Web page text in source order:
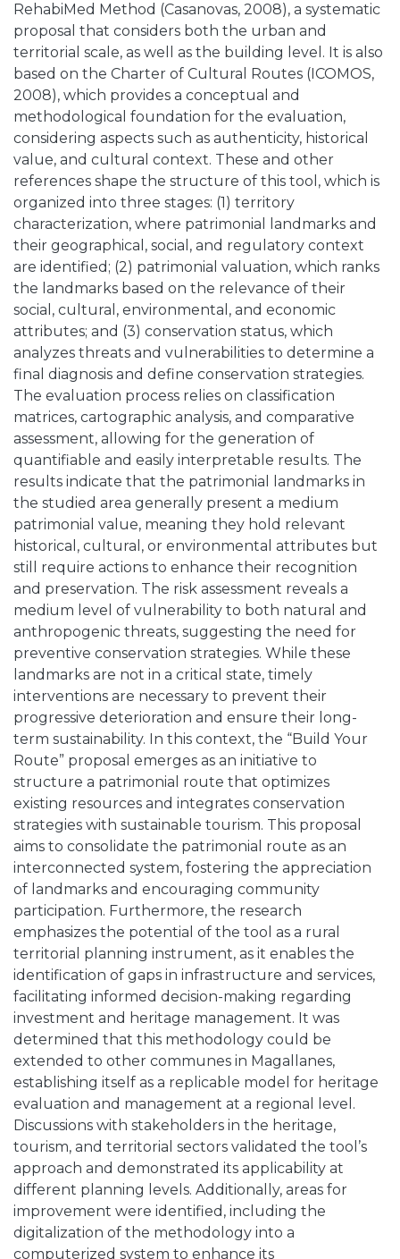
RehabiMed Method (Casanovas, 2008), a systematic
proposal that considers both the urban and
territorial scale, as well as the building level. It is also
based on the Charter of Cultural Routes (ICOMOS,
2008), which provides a conceptual and
methodological foundation for the evaluation,
considering aspects such as authenticity, historical
value, and cultural context. These and other
references shape the structure of this tool, which is
organized into three stages: (1) territory
characterization, where patrimonial landmarks and
their geographical, social, and regulatory context
are identified; (2) patrimonial valuation, which ranks
the landmarks based on the relevance of their
social, cultural, environmental, and economic
attributes; and (3) conservation status, which
analyzes threats and vulnerabilities to determine a
final diagnosis and define conservation strategies.
The evaluation process relies on classification
matrices, cartographic analysis, and comparative
assessment, allowing for the generation of
quantifiable and easily interpretable results. The
results indicate that the patrimonial landmarks in
the studied area generally present a medium
patrimonial value, meaning they hold relevant
historical, cultural, or environmental attributes but
still require actions to enhance their recognition
and preservation. The risk assessment reveals a
medium level of vulnerability to both natural and
anthropogenic threats, suggesting the need for
preventive conservation strategies. While these
landmarks are not in a critical state, timely
interventions are necessary to prevent their
progressive deterioration and ensure their long-
term sustainability. In this context, the “Build Your
Route” proposal emerges as an initiative to
structure a patrimonial route that optimizes
existing resources and integrates conservation
strategies with sustainable tourism. This proposal
aims to consolidate the patrimonial route as an
interconnected system, fostering the appreciation
of landmarks and encouraging community
participation. Furthermore, the research
emphasizes the potential of the tool as a rural
territorial planning instrument, as it enables the
identification of gaps in infrastructure and services,
facilitating informed decision-making regarding
investment and heritage management. It was
determined that this methodology could be
extended to other communes in Magallanes,
establishing itself as a replicable model for heritage
evaluation and management at a regional level.
Discussions with stakeholders in the heritage,
tourism, and territorial sectors validated the tool’s
approach and demonstrated its applicability at
different planning levels. Additionally, areas for
improvement were identified, including the
digitalization of the methodology into a
computerized system to enhance its